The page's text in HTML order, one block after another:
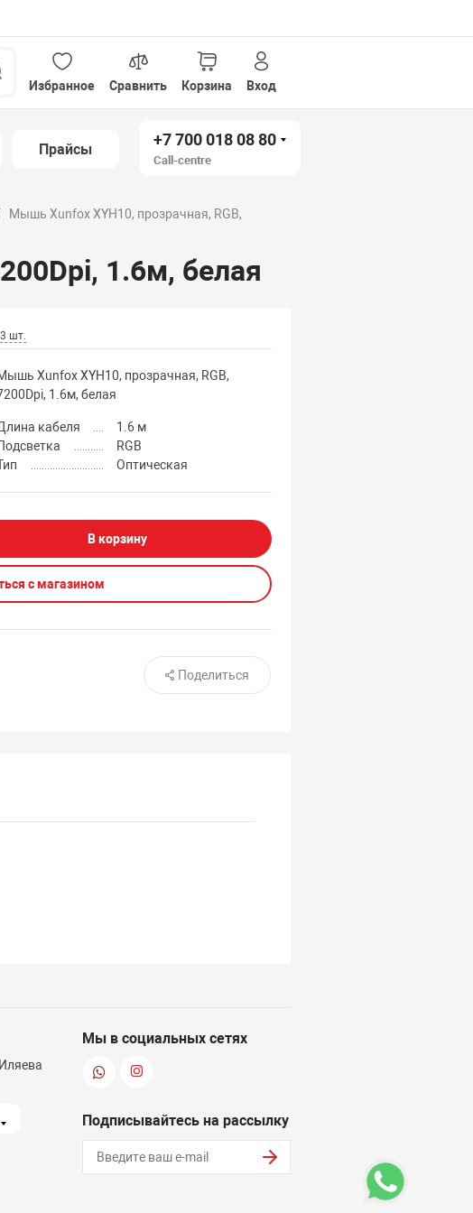
Избранное
Сравнить Корзина Вход
Прайсы
+7 700 018 08 80
Call-centre
Мышь Xunfox XYH10, прозрачная, RGB,
1.6м, белая
3 шт.
Xunfox XYH10, прозрачная, RGB,
1.6м, белая
кабеля
1.6 м
RGB
Оптическая
В корзину
с магазином
Поделиться
Мы в социальных сетях
Подписывайтесь на рассылку